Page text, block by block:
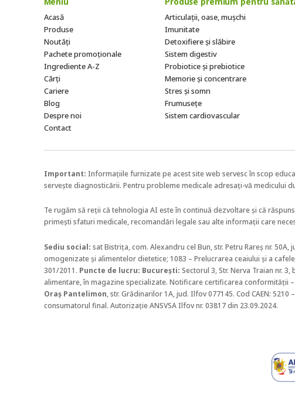
Acasă
Produse
Noutăți
Pachete promoționale
Ingrediente A-Z
Cărți
Cariere
Blog
Despre noi
Contact
Articulații, oase, mușchi
Imunitate
Detoxifiere și slăbire
Sistem digestiv
Probiotice și prebiotice
Memorie și concentrare
Stres și somn
Frumusețe
Sistem cardiovascular
Important: Informațiile furnizate pe acest site web servesc în scop
servește diagnosticării. Pentru probleme medicale adresați-vă medicului
Te rugăm să reții că tehnologia AI este în continuă dezvoltare și că
primești sfaturi medicale, recomandări legale sau alte informații care
Sediu social: sat Bistrița, com. Alexandru cel Bun, str. Petru Rareș nr.
omogenizate și alimentelor dietetice; 1083 – Prelucrarea ceaiului și a
301/2011. Puncte de lucru: Bucureşti: Sectorul 3, Str. Nerva Traian nr. 3,
alimentare, în magazine specializate. Notificare certificarea conformității –
Oraș Pantelimon, str. Grădinarilor 1A, jud. Ilfov 077145. Cod CAEN:
consumatorul final. Autorizație ANSVSA Ilfov nr. 03817 din 23.09.2024.